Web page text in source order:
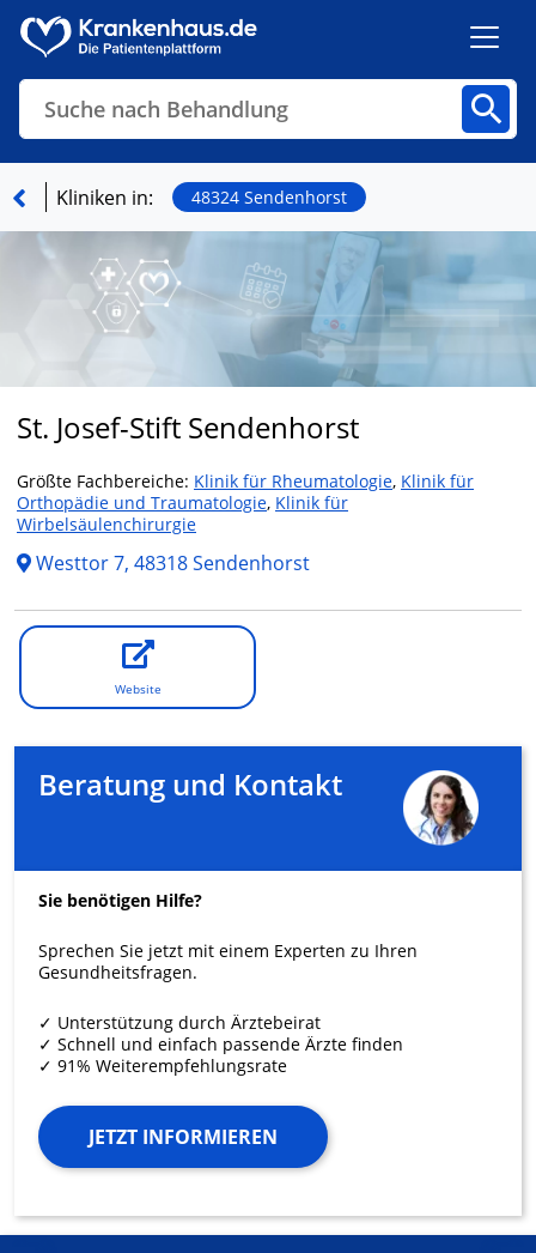
Suche nach Behandlung
Finden
Kliniken in: 48324 Sendenhorst
St. Josef-Stift Sendenhorst
Größte Fachbereiche: Klinik für Rheumatologie, Klinik für
Orthopädie und Traumatologie, Klinik für
Wirbelsäulenchirurgie
Westtor 7, 48318 Sendenhorst
Website
Beratung und Kontakt
Sie benötigen Hilfe?
Sprechen Sie jetzt mit einem Experten zu Ihren
Gesundheitsfragen.
✓ Unterstützung durch Ärztebeirat
✓ Schnell und einfach passende Ärzte finden
✓ 91% Weiterempfehlungsrate
JETZT INFORMIEREN